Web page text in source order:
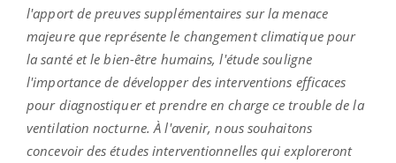
l'apport de preuves supplémentaires sur la menace
majeure que représente le changement climatique pour
la santé et le bien-être humains, l'étude souligne
l'importance de développer des interventions efficaces
pour diagnostiquer et prendre en charge ce trouble de la
ventilation nocturne. À l'avenir, nous souhaitons
concevoir des études interventionnelles qui exploreront